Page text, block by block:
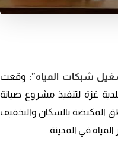
وقعت
مع بلدية غزة لتنفيذ مشروع صيانة
المكتضة بالسكان والتخفيف
في المدينة.